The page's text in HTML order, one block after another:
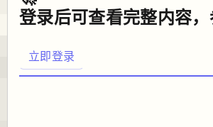
登录后可查看完整内容，
立即登录